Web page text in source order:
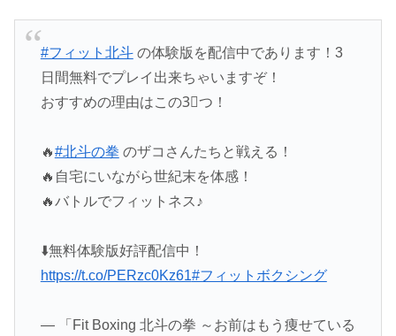
#フィット北斗の体験版を配信中であります！3
日間無料でプレイ出来ちゃいますぞ！
おすすめの理由はこの3⃣つ！
🔥#北斗の拳 のザコさんたちと戦える！
🔥自宅にいながら世紀末を体感！
🔥バトルでフィットネス♪
⬇️無料体験版好評配信中！
https://t.co/PERzc0Kz61#フィットボクシング
— 「Fit Boxing 北斗の拳 ～お前はもう痩せている